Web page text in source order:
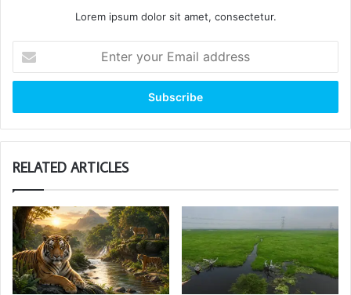
Lorem ipsum dolor sit amet, consectetur.
your
Email
RELATED ARTICLES